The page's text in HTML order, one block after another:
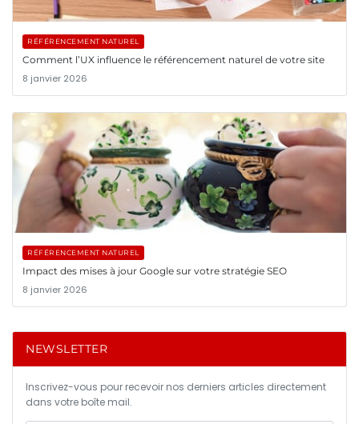
RÉFÉRENCEMENT NATUREL
Comment l’UX influence le référencement naturel de votre site
8 janvier 2026
RÉFÉRENCEMENT NATUREL
Impact des mises à jour Google sur votre stratégie SEO
8 janvier 2026
NEWSLETTER
Inscrivez-vous pour recevoir nos derniers articles directement
dans votre boîte mail.